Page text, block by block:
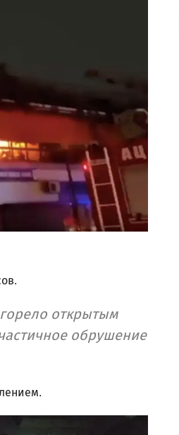
открытым
обрушение